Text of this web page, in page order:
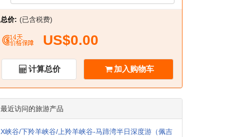
总价: (已含税费)
US$0.00
计算总价 加入购物车
最近访问的旅游产品
X峡谷/下羚羊峡谷/上羚羊峡谷-马蹄湾半日深度游（佩吉